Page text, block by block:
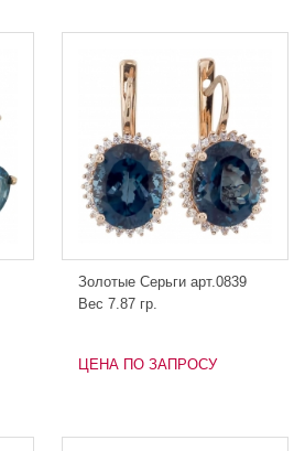
Золотые Серьги арт.0839
Вес 7.87 гр.
ЦЕНА ПО ЗАПРОСУ